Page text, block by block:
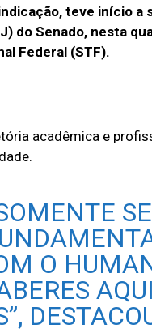
teve início a
do Senado, nesta
Federal (STF).
acadêmica e
O